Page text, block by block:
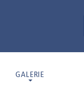
GALERIE